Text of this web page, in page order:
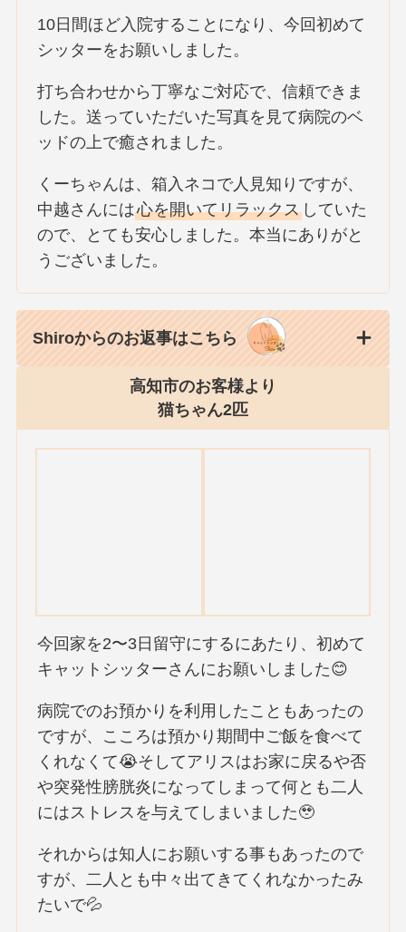
10日間ほど入院することになり、今回初めて
シッターをお願いしました。
打ち合わせから丁寧なご対応で、信頼できま
した。送っていただいた写真を見て病院のベ
ッドの上で癒されました。
くーちゃんは、箱入ネコで人見知りですが、
中越さんには心を開いてリラックス していた
ので、とても安心しました。本当にありがと
うございました。
Shiroからのお返事はこちら
高知市のお客様より
猫ちゃん2匹
今回家を2〜3日留守にするにあたり、初めて
キャットシッターさんにお願いしました😊
病院でのお預かりを利用したこともあったの
ですが、こころは預かり期間中ご飯を食べて
くれなくて😭そしてアリスはお家に戻るや否
や突発性膀胱炎になってしまって何とも二人
にはストレスを与えてしまいました🥹
それからは知人にお願いする事もあったので
すが、二人とも中々出てきてくれなかったみ
たいで💦